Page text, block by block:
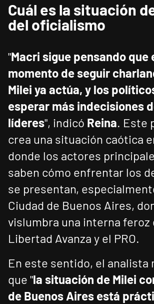
Cuál es la situación
del oficialismo
"Macri sigue pensando que
momento de seguir
Milei ya actúa, y los
esperar más indecisiones
líderes", indicó Reina. Este
crea una situación caótica
donde los actores
saben cómo enfrentar los
se presentan,
Ciudad de Buenos Aires,
vislumbra una interna feroz
Libertad Avanza y el PRO.
En este sentido, el analista
que "la situación de Milei
de Buenos Aires está